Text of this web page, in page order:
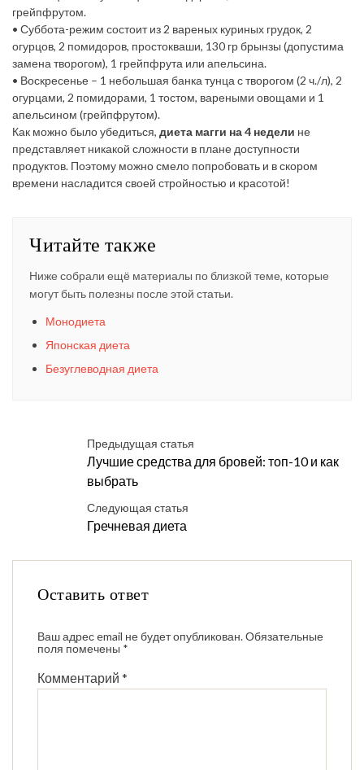
грейпфрутом.
• Суббота-режим состоит из 2 вареных куриных грудок, 2
огурцов, 2 помидоров, простокваши, 130 гр брынзы (допустима
замена творогом), 1 грейпфрута или апельсина.
• Воскресенье – 1 небольшая банка тунца с творогом (2 ч./л), 2
огурцами, 2 помидорами, 1 тостом, вареными овощами и 1
апельсином (грейпфрутом).
Как можно было убедиться, диета магги на 4 недели не
представляет никакой сложности в плане доступности
продуктов. Поэтому можно смело попробовать и в скором
времени насладится своей стройностью и красотой!
Читайте также
Ниже собрали ещё материалы по близкой теме, которые
могут быть полезны после этой статьи.
Монодиета
Японская диета
Безуглеводная диета
Предыдущая статья
Лучшие средства для бровей: топ-10 и как
выбрать
Следующая статья
Гречневая диета
Оставить ответ
Ваш адрес email не будет опубликован.Обязательные
поля помечены *
Комментарий *